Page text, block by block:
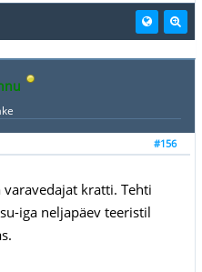
#156
kratti. Tehti
iga neljapäev teeristil